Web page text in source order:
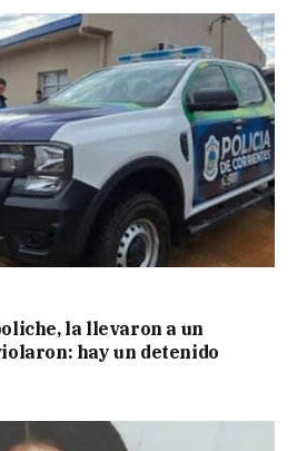
la llevaron a un
hay un detenido